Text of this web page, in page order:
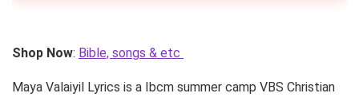
Shop Now: Bible, songs & etc
Maya Valaiyil Lyrics is a Ibcm summer camp VBS Christian